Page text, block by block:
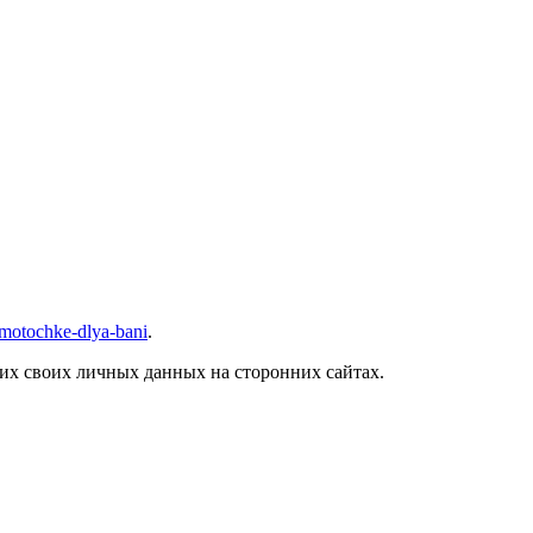
dlya-bani.
своих личных данных на сторонних сайтах.